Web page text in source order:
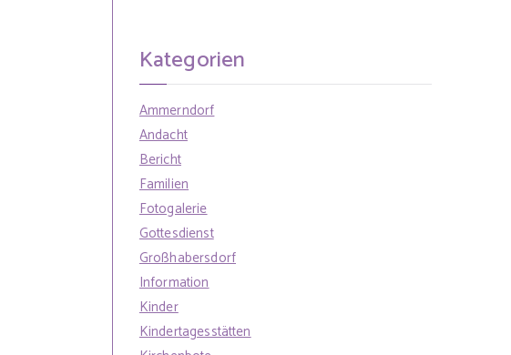
Kategorien
Ammerndorf
Andacht
Bericht
Familien
Fotogalerie
Gottesdienst
Großhabersdorf
Information
Kinder
Kindertagesstätten